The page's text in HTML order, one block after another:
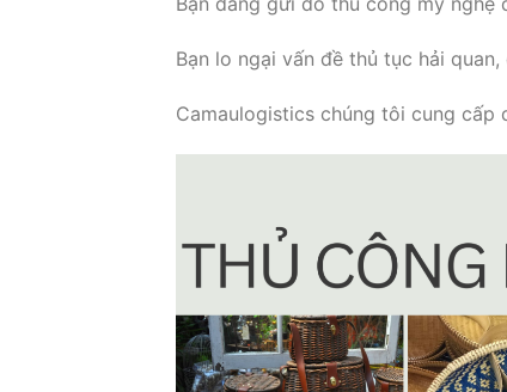
Bạn lo ngại vấn đề thủ tục hải
Camaulogistics chúng tôi cung